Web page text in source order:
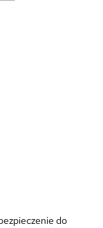
do